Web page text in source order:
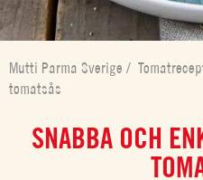
Mutti Parma Sverige /
tomatsås
SNABBA OCH